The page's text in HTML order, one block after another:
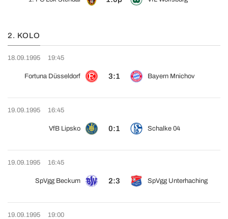
2. KOLO
18.09.1995 19:45
Fortuna Düsseldorf 3:1 Bayern Mnichov
19.09.1995 16:45
VfB Lipsko 0:1 Schalke 04
19.09.1995 16:45
SpVgg Beckum 2:3 SpVgg Unterhaching
19.09.1995 19:00